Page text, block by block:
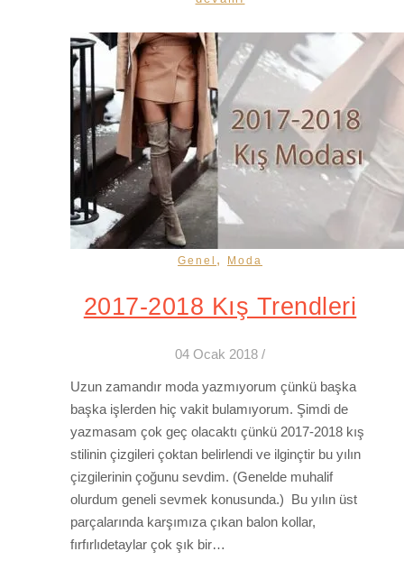
Genel , Moda
2017-2018 Kış Trendleri
04 Ocak 2018 /
Uzun zamandır moda yazmıyorum çünkü başka
başka işlerden hiç vakit bulamıyorum. Şimdi de
yazmasam çok geç olacaktı çünkü 2017-2018 kış
stilinin çizgileri çoktan belirlendi ve ilginçtir bu yılın
çizgilerinin çoğunu sevdim. (Genelde muhalif
olurdum geneli sevmek konusunda.) Bu yılın üst
parçalarında karşımıza çıkan balon kollar,
fırfırlıdetaylar çok şık bir…